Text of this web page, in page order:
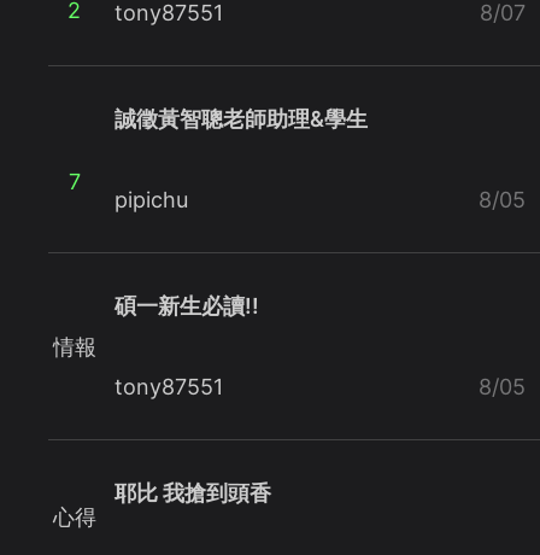
2 tony87551 8/07
7
誠徵黃智聰老師助理&學生
pipichu 8/05
情報
碩一新生必讀!!
tony87551 8/05
心得
耶比 我搶到頭香